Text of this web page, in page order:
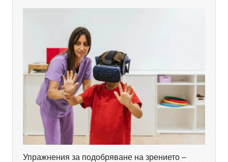
Упражнения за подобряване на зрението –